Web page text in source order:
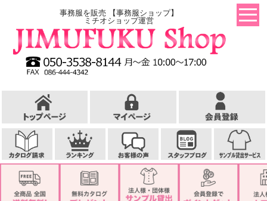
事務服を販売 【事務服ショップ】
ミチオショップ運営